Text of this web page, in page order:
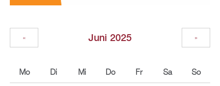
Juni 2025
« »
Mo Di Mi Do Fr Sa So